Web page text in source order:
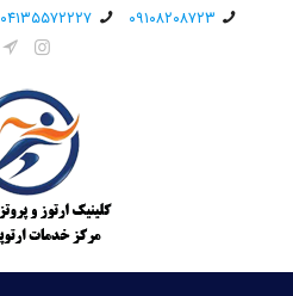
۰۹۱۰۸۲۰۸۷۲۳ ۰۴۱۳۵۵۷۲۲۲۷